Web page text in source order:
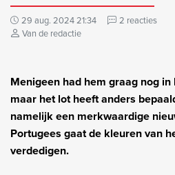
29 aug. 2024 21:34
2 reacties
Van de redactie
Menigeen had hem graag nog
maar het lot heeft anders
namelijk een merkwaardige
Portugees gaat de kleuren van
verdedigen.